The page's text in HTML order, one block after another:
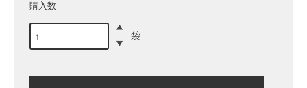
購入数
袋